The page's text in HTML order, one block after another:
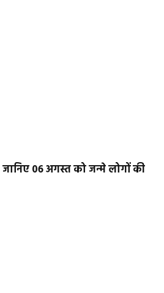
जानिए 06 अगस्त को जन्मे लोगों की